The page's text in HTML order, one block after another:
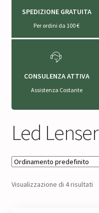
SPEDIZIONE GRATUITA
Per ordini da 100 €
CONSULENZA ATTIVA
Assistenza Costante
Led Lenser
Visualizzazione di 4 risultati